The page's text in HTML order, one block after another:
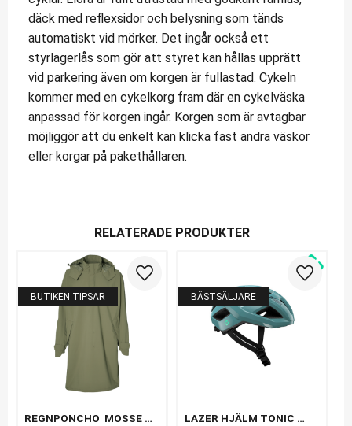
däck med reflexsidor och belysning som tänds
automatiskt vid mörker. Det ingår också ett
styrlagerlås som gör att styret kan hållas upprätt
vid parkering även om korgen är fullastad. Cykeln
kommer med en cykelkorg fram där en cykelväska
anpassad för korgen ingår. Korgen som är avtagbar
möjliggör att du enkelt kan klicka fast andra väskor
eller korgar på pakethållaren.
RELATERADE PRODUKTER
REGNPONCHO  MOSSE
BUTIKEN TIPSAR
Lägg till i favoriter
LAZER HJÄLM TONIC
BÄSTSÄLJARE
Lägg till